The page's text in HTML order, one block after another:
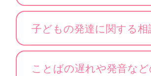
子どもの発達に関する相
ことばの遅れや発音な